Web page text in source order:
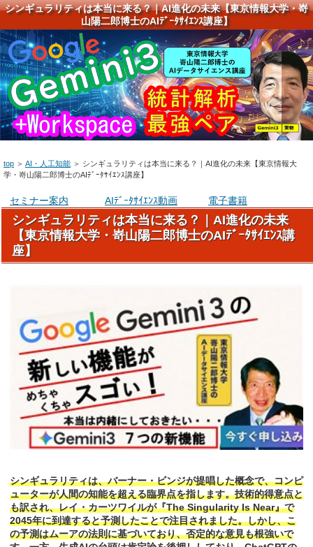
シンギュラリティは本当に来る？｜AI進化の未来【東京情報大学・嵜
山陽二郎博士のAIﾃﾞｰﾀｻｲｴﾝｽ講座】
top ＞ AI・人工知能 ＞ シンギュラリティは本当に来る？｜AI進化の未来【東京情報大
学・嵜山陽二郎博士のAIﾃﾞｰﾀｻｲｴﾝｽ講座】
セミナー案内 AIﾃﾞｰﾀｻｲｴﾝｽ動画 電子書籍
シンギュラリティは本当に来る？｜AI進化の未来
【東京情報大学・嵜山陽二郎博士のAIﾃﾞｰﾀｻｲｴﾝｽ講
座】
シンギュラリティは、バーナー・ビンジが提唱した概念で、コンピ
ューターが人間の知能を超える臨界点を指します。技術的得意点と
も訳され、レイ・カーツワイルが『The Singularity Is Near』で
2045年に到達すると予測したことで注目されました。しかし、こ
の予測はムーアの法則に基づいており、否定的な意見も根強いで